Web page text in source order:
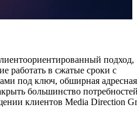
подход,
работать в сжатые сроки с
под ключ, обширная адресная
большинство
клиентов Media Direction